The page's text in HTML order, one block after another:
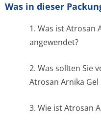
Was in dieser
1. Was ist Atrosan
angewendet?
2. Was sollten Sie
Atrosan Arnika Gel
3. Wie ist Atrosan